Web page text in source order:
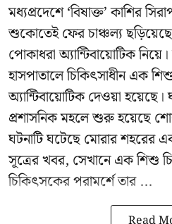
মধ্যপ্রদেশে ‘বিষাক্ত’ কাশির
শুকোতেই ফের চাঞ্চল্য
পোকাধরা অ্যান্টিবায়োটিক
হাসপাতালে চিকিৎসাধীন এক
অ্যান্টিবায়োটিক দেওয়া
প্রশাসনিক মহলে শুরু হয়েছে
ঘটনাটি ঘটেছে মোরার শহরের
সূত্রের খবর, সেখানে এক শিশু
চিকিৎসকের পরামর্শে তার ...